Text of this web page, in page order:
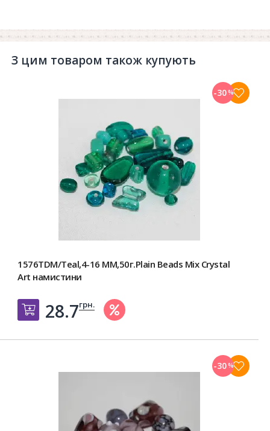
З цим товаром також купують
1576TDM/Teal,4-16 MM,50г.Plain Beads Mix Crystal
Art намистини
Добавить в корзину
28.7грн.
-30%
-30%